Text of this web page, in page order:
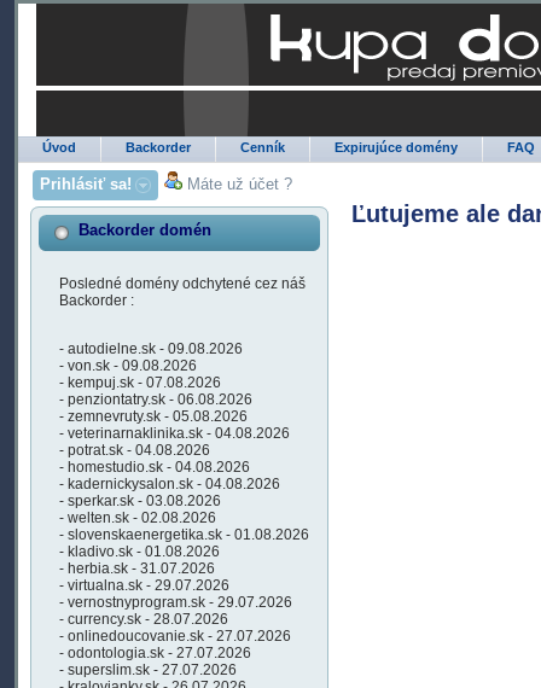
Úvod Backorder Cenník Expirujúce domény FAQ
Prihlásiť sa! Máte už účet ?
Backorder domén
Posledné domény odchytené cez náš
Backorder :
- autodielne.sk - 09.08.2026
- von.sk - 09.08.2026
- kempuj.sk - 07.08.2026
- penziontatry.sk - 06.08.2026
- zemnevruty.sk - 05.08.2026
- veterinarnaklinika.sk - 04.08.2026
- potrat.sk - 04.08.2026
- homestudio.sk - 04.08.2026
- kadernickysalon.sk - 04.08.2026
- sperkar.sk - 03.08.2026
- welten.sk - 02.08.2026
- slovenskaenergetika.sk - 01.08.2026
- kladivo.sk - 01.08.2026
- herbia.sk - 31.07.2026
- virtualna.sk - 29.07.2026
- vernostnyprogram.sk - 29.07.2026
- currency.sk - 28.07.2026
- onlinedoucovanie.sk - 27.07.2026
- odontologia.sk - 27.07.2026
- superslim.sk - 27.07.2026
Ľutujeme ale